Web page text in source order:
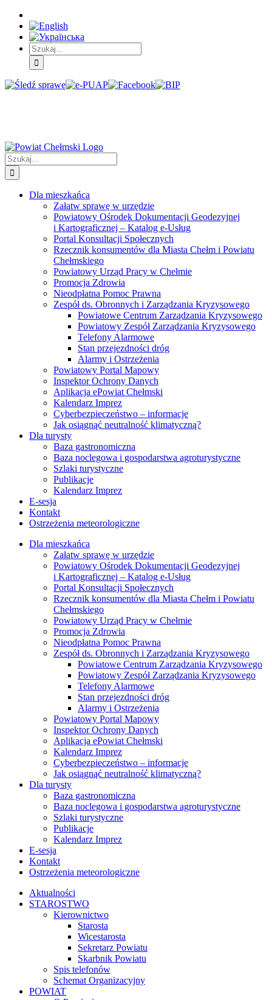
Skip
Treść
główna
Skip
Menu
główne
Skip
Menu
dodatkowe
Szukaj
Śledź
E-
Facebook BIP Instagram
Dla mieszkańca
Załatw sprawę w urzędzie
Powiatowy Ośrodek Dokumentacji Geodezyjnej
Rzecznik konsumentów dla Miasta Chełm i Powiatu
Chełmskiego
Powiatowy Urząd Pracy w Chełmie
Promocja Zdrowia
Nieodpłatna Pomoc Prawna
Zespół ds. Obronnych i Zarządzania Kryzysowego
Powiatowe Centrum Zarządzania Kryzysowego
Powiatowy Zespół Zarządzania Kryzysowego
Telefony Alarmowe
Stan przejezdności dróg
Alarmy i Ostrzeżenia
Powiatowy Portal Mapowy
Inspektor Ochrony Danych
Aplikacja ePowiat Chełmski
Kalendarz Imprez
Cyberbezpieczeństwo – informacje
Jak osiągnąć neutralność klimatyczną?
Dla turysty
Baza gastronomiczna
Baza noclegowa i gospodarstwa agroturystyczne
Szlaki turystyczne
Publikacje
Kalendarz Imprez
E-sesja
Kontakt
Ostrzeżenia meteorologiczne
Dla mieszkańca
Załatw sprawę w urzędzie
Powiatowy Ośrodek Dokumentacji Geodezyjnej
i Kartograficznej – Katalog e-Usług
Rzecznik konsumentów dla Miasta Chełm i Powiatu
Chełmskiego
Powiatowy Urząd Pracy w Chełmie
Promocja Zdrowia
Nieodpłatna Pomoc Prawna
Zespół ds. Obronnych i Zarządzania Kryzysowego
Powiatowe Centrum Zarządzania Kryzysowego
Powiatowy Zespół Zarządzania Kryzysowego
Telefony Alarmowe
Stan przejezdności dróg
Alarmy i Ostrzeżenia
Powiatowy Portal Mapowy
Inspektor Ochrony Danych
Aplikacja ePowiat Chełmski
Kalendarz Imprez
Cyberbezpieczeństwo – informacje
Jak osiągnąć neutralność klimatyczną?
Dla turysty
Baza gastronomiczna
Baza noclegowa i gospodarstwa agroturystyczne
Szlaki turystyczne
Publikacje
Kalendarz Imprez
E-sesja
Kontakt
Ostrzeżenia meteorologiczne
Aktualności
STAROSTWO
Kierownictwo
Starosta
Skarbnik Powiatu
Spis telefonów
Schemat Organizacyjny
O Powiecie
Historia
Charakterystyka Powiatu
Gminy Powiatu